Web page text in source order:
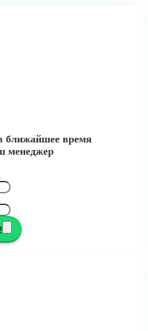
ближайшее время
менеджер